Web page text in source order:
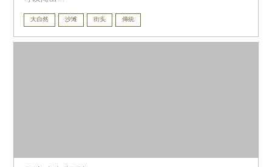
大自然 沙滩 街头 傳統